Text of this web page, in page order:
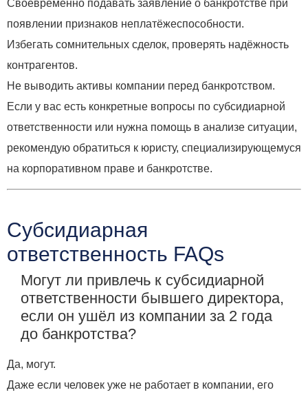
Своевременно подавать заявление о банкротстве при
появлении признаков неплатёжеспособности.
Избегать сомнительных сделок, проверять надёжность
контрагентов.
Не выводить активы компании перед банкротством.
Если у вас есть конкретные вопросы по субсидиарной
ответственности или нужна помощь в анализе ситуации,
рекомендую обратиться к юристу, специализирующемуся
на корпоративном праве и банкротстве.
Субсидиарная
ответственность FAQs
Могут ли привлечь к субсидиарной
ответственности бывшего директора,
если он ушёл из компании за 2 года
до банкротства?
Да, могут.
Даже если человек уже не работает в компании, его